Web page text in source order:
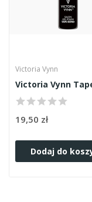
Victoria Vynn
19,50 zł
Dodaj do